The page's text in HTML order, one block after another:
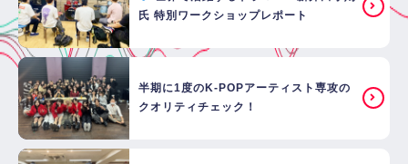
氏 特別ワークショップレポート
半期に1度のK-POPアーティスト専攻の
クオリティチェック！